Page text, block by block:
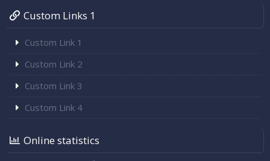
Custom Links 1
Custom Link 1
Custom Link 2
Custom Link 3
Custom Link 4
Online statistics